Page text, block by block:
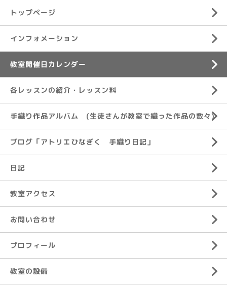
トップページ
インフォメーション
教室開催日カレンダー
各レッスンの紹介・レッスン料
手織り作品アルバム (生徒さんが教室で織った作品の数々)
ブログ「アトリエひなぎく 手織り日記」
日記
教室アクセス
お問い合わせ
プロフィール
教室の設備